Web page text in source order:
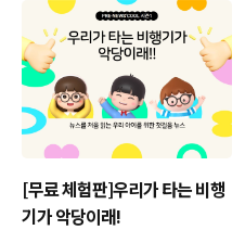
[무료 체험판]우리가 타는 비행
기가 악당이래!